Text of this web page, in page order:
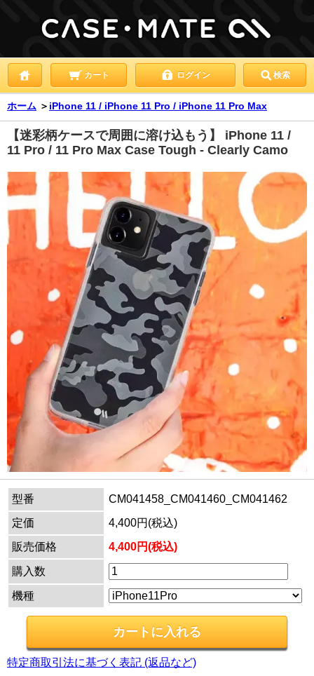
カート ログイン 検索
ホーム ＞ iPhone 11 / iPhone 11 Pro / iPhone 11 Pro Max
【迷彩柄ケースで周囲に溶け込もう】 iPhone 11 /
11 Pro / 11 Pro Max Case Tough - Clearly Camo
型番
CM041458_CM041460_CM041462
定価
4,400円(税込)
販売価格
4,400円(税込)
購入数
機種
特定商取引法に基づく表記 (返品など)